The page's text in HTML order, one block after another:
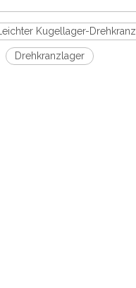
Leichter Kugellager-Drehkranz
Drehkranzlager